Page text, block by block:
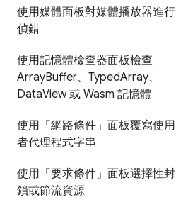
使用媒體面板對媒體播放器進行
偵錯
使用記憶體檢查器面板檢查
ArrayBuffer、TypedArray、
DataView 或 Wasm 記憶體
使用「網路條件」面板覆寫使用
者代理程式字串
使用「要求條件」面板選擇性封
鎖或節流資源